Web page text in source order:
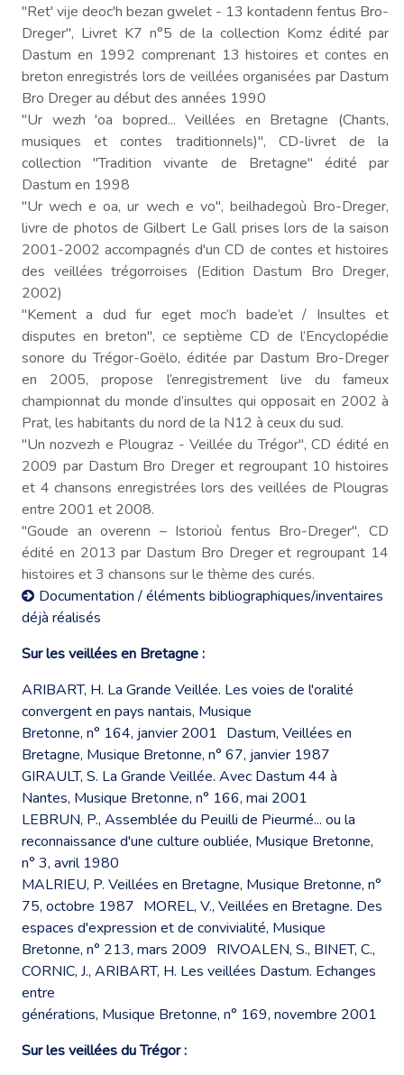
"Ret' vije deoc'h bezan gwelet - 13 kontadenn fentus Bro-
Dreger", Livret K7 n°5 de la collection Komz édité par
Dastum en 1992 comprenant 13 histoires et contes en
breton enregistrés lors de veillées organisées par Dastum
Bro Dreger au début des années 1990
"Ur wezh 'oa bopred... Veillées en Bretagne (Chants,
musiques et contes traditionnels)", CD-livret de la
collection "Tradition vivante de Bretagne" édité par
Dastum en 1998
"Ur wech e oa, ur wech e vo", beilhadegoù Bro-Dreger,
livre de photos de Gilbert Le Gall prises lors de la saison
2001-2002 accompagnés d'un CD de contes et histoires
des veillées trégorroises (Edition Dastum Bro Dreger,
2002)
"Kement a dud fur eget moc’h bade’et / Insultes et
disputes en breton", ce septième CD de l’Encyclopédie
sonore du Trégor-Goëlo, éditée par Dastum Bro-Dreger
en 2005, propose l’enregistrement live du fameux
championnat du monde d’insultes qui opposait en 2002 à
Prat, les habitants du nord de la N12 à ceux du sud.
"Un nozvezh e Plougraz - Veillée du Trégor", CD édité en
2009 par Dastum Bro Dreger et regroupant 10 histoires
et 4 chansons enregistrées lors des veillées de Plougras
entre 2001 et 2008.
"Goude an overenn – Istorioù fentus Bro-Dreger", CD
édité en 2013 par Dastum Bro Dreger et regroupant 14
histoires et 3 chansons sur le thème des curés.
Documentation / éléments bibliographiques/inventaires
déjà réalisés
Sur les veillées en Bretagne :
ARIBART, H. La Grande Veillée. Les voies de l'oralité
convergent en pays nantais, Musique
Bretonne, n° 164, janvier 2001 Dastum, Veillées en
Bretagne, Musique Bretonne, n° 67, janvier 1987
GIRAULT, S. La Grande Veillée. Avec Dastum 44 à
Nantes, Musique Bretonne, n° 166, mai 2001
LEBRUN, P., Assemblée du Peuilli de Pieurmé... ou la
reconnaissance d'une culture oubliée, Musique Bretonne,
n° 3, avril 1980
MALRIEU, P. Veillées en Bretagne, Musique Bretonne, n°
75, octobre 1987 MOREL, V., Veillées en Bretagne. Des
espaces d'expression et de convivialité, Musique
Bretonne, n° 213, mars 2009 RIVOALEN, S., BINET, C.,
CORNIC, J., ARIBART, H. Les veillées Dastum. Echanges
entre
générations, Musique Bretonne, n° 169, novembre 2001
Sur les veillées du Trégor :